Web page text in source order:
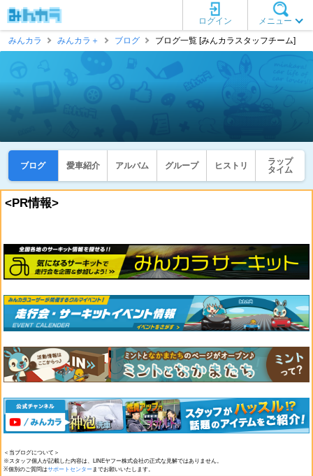
メニュー
ログイン
みんカラ
みんカラ＋ ブログ ブログ一覧 [みんカラスタッフチーム]
ブログ 愛車紹介 アルバム グループ ヒストリ
ラップ
タイム
<PR情報>
＜当ブログについて＞
※スタッフ個人が記載した内容は、LINEヤフー株式会社の正式な見解ではありません。
※個別のご質問はサポートセンターまでお願いいたします。